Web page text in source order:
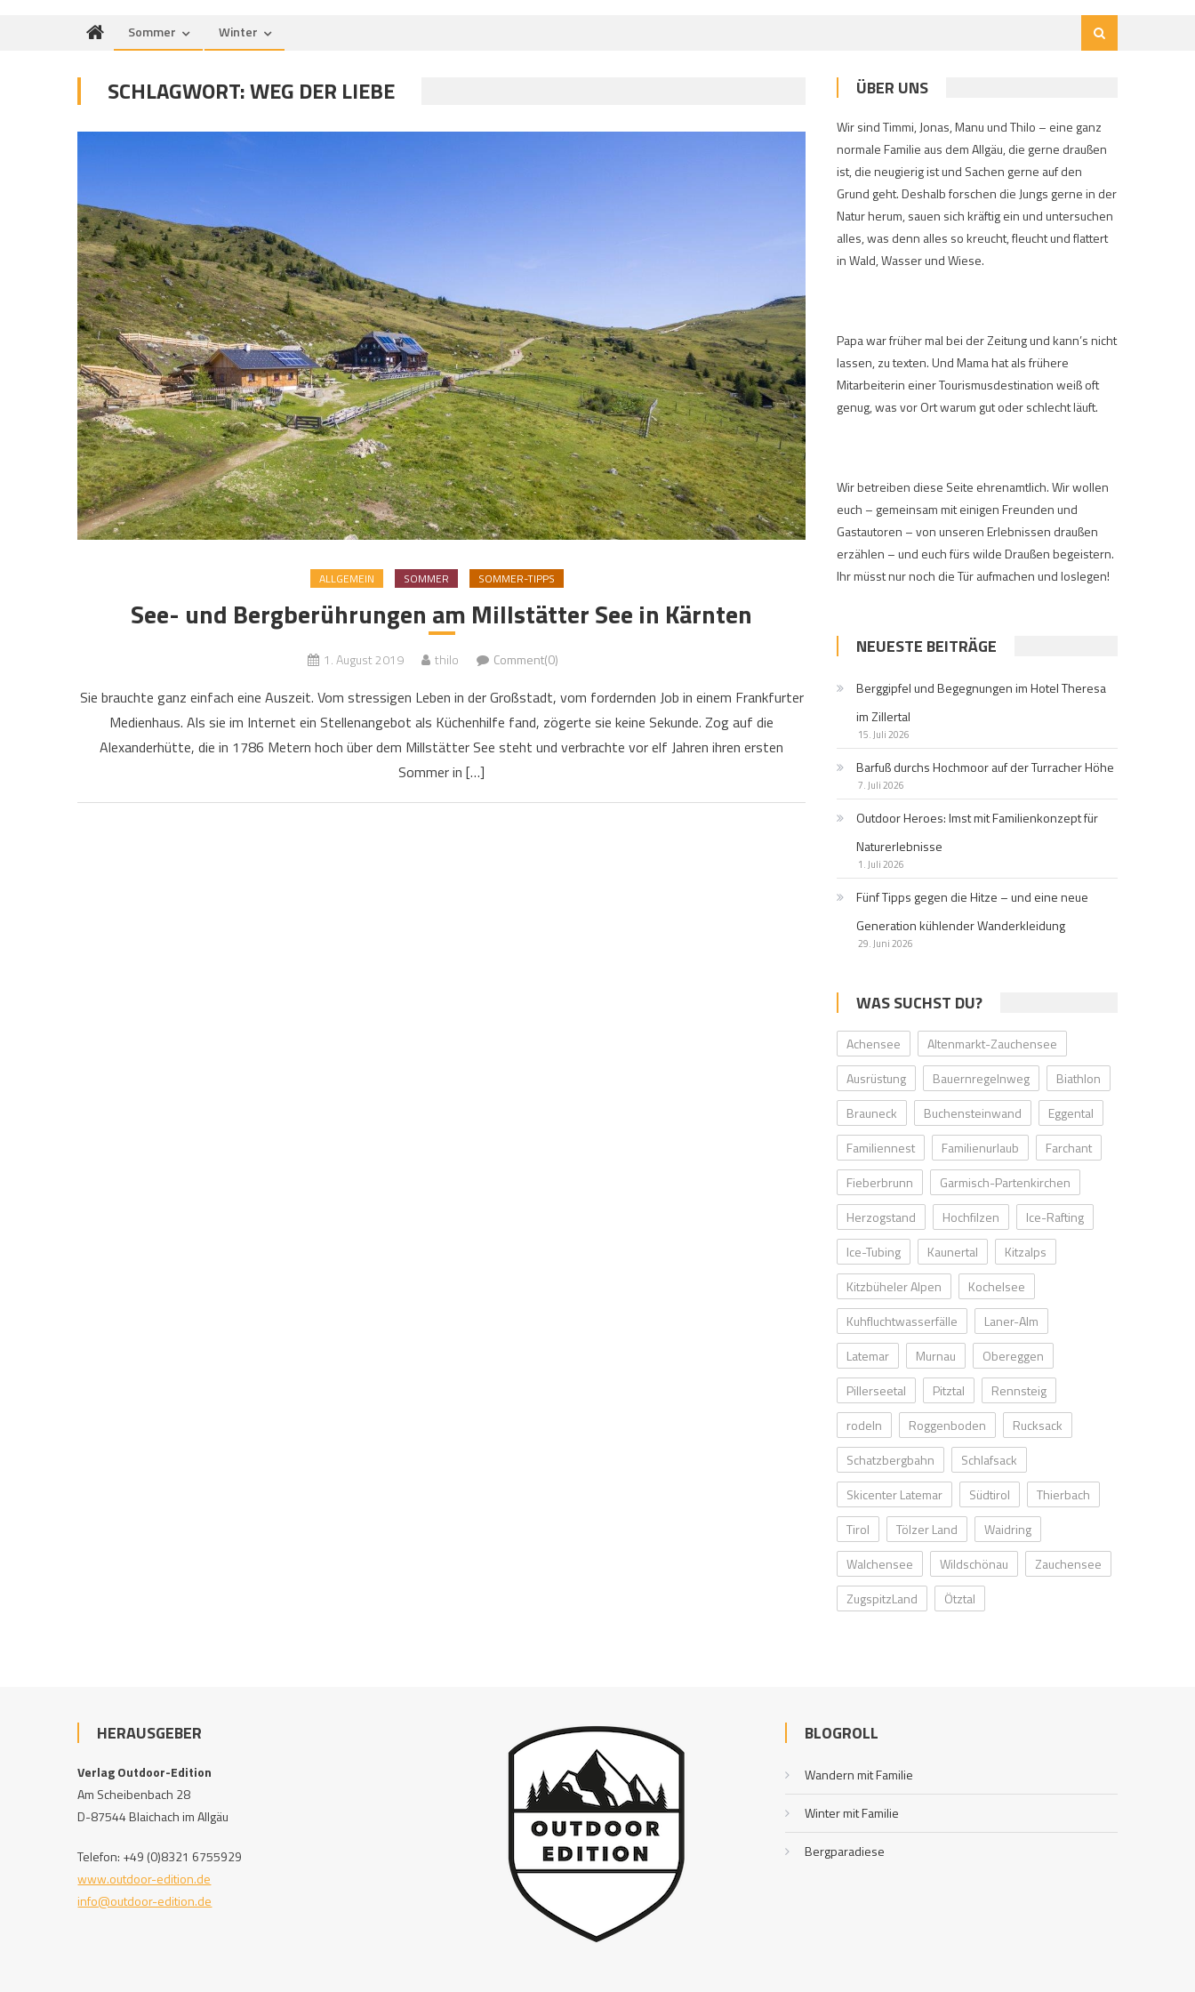
Sommer Winter
SCHLAGWORT:WEG DER LIEBE
ALLGEMEIN SOMMER SOMMER-TIPPS
See- und Bergberührungen am Millstätter See in Kärnten
1. August 2019 thilo Comment(0)
Sie brauchte ganz einfach eine Auszeit. Vom stressigen Leben in der Großstadt, vom fordernden Job in einem Frankfurter
Medienhaus. Als sie im Internet ein Stellenangebot als Küchenhilfe fand, zögerte sie keine Sekunde. Zog auf die
Alexanderhütte, die in 1786 Metern hoch über dem Millstätter See steht und verbrachte vor elf Jahren ihren ersten
Sommer in […]
ÜBER UNS
Wir sind Timmi, Jonas, Manu und Thilo – eine ganz
normale Familie aus dem Allgäu, die gerne draußen
ist, die neugierig ist und Sachen gerne auf den
Grund geht. Deshalb forschen die Jungs gerne in der
Natur herum, sauen sich kräftig ein und untersuchen
alles, was denn alles so kreucht, fleucht und flattert
in Wald, Wasser und Wiese.
Papa war früher mal bei der Zeitung und kann’s nicht
lassen, zu texten. Und Mama hat als frühere
Mitarbeiterin einer Tourismusdestination weiß oft
genug, was vor Ort warum gut oder schlecht läuft.
Wir betreiben diese Seite ehrenamtlich. Wir wollen
euch – gemeinsam mit einigen Freunden und
Gastautoren – von unseren Erlebnissen draußen
erzählen – und euch fürs wilde Draußen begeistern.
Ihr müsst nur noch die Tür aufmachen und loslegen!
NEUESTE BEITRÄGE
Berggipfel und Begegnungen im Hotel Theresa
im Zillertal
15. Juli 2026
Barfuß durchs Hochmoor auf der Turracher Höhe
7. Juli 2026
Outdoor Heroes: Imst mit Familienkonzept für
Naturerlebnisse
1. Juli 2026
Fünf Tipps gegen die Hitze – und eine neue
Generation kühlender Wanderkleidung
29. Juni 2026
WAS SUCHST DU?
Achensee
Altenmarkt-Zauchensee
Ausrüstung
Bauernregelnweg
Biathlon
Brauneck
Buchensteinwand
Eggental
Familiennest
Familienurlaub
Farchant
Fieberbrunn
Garmisch-Partenkirchen
Herzogstand
Hochfilzen
Ice-Rafting
Ice-Tubing
Kaunertal
Kitzalps
Kitzbüheler Alpen
Kochelsee
Kuhfluchtwasserfälle
Laner-Alm
Latemar
Murnau
Obereggen
Pillerseetal
Pitztal
Rennsteig
rodeln
Roggenboden
Rucksack
Schatzbergbahn
Schlafsack
Skicenter Latemar
Südtirol
Thierbach
Tirol
Tölzer Land
Waidring
Walchensee
Wildschönau
Zauchensee
ZugspitzLand
Ötztal
HERAUSGEBER
Verlag Outdoor-Edition
Am Scheibenbach 28
D-87544 Blaichach im Allgäu
Telefon: +49 (0)8321 6755929
www.outdoor-edition.de
info@outdoor-edition.de
BLOGROLL
Wandern mit Familie
Winter mit Familie
Bergparadiese